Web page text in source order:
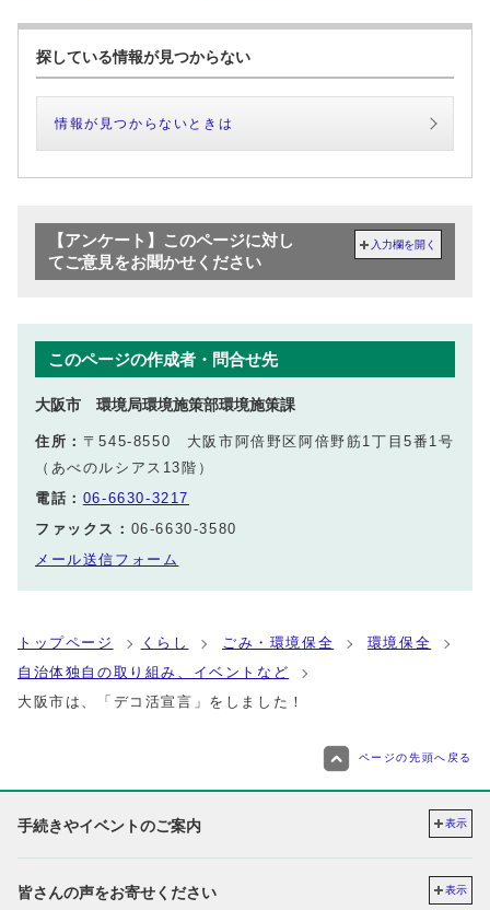
探している情報が見つからない
情報が見つからないときは
【アンケート】このページに対し
てご意見をお聞かせください
入力欄を開く
このページの作成者・問合せ先
大阪市 環境局環境施策部環境施策課
住所： 〒545-8550 大阪市阿倍野区阿倍野筋1丁目5番1号
（あべのルシアス13階）
電話： 06-6630-3217
ファックス： 06-6630-3580
メール送信フォーム
トップページ くらし ごみ・環境保全
環境保全
自治体独自の取り組み、イベントなど
大阪市は、「デコ活宣言」をしました！
ページの先頭へ戻る
手続きやイベントのご案内 表示
皆さんの声をお寄せください 表示